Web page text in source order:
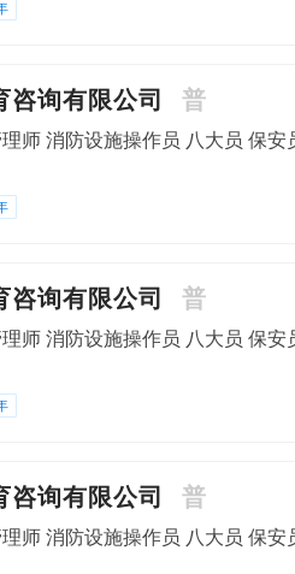
咨询有限公司 普
师 消防设施操作员 八大员 保安
咨询有限公司 普
师 消防设施操作员 八大员 保安
咨询有限公司 普
师 消防设施操作员 八大员 保安